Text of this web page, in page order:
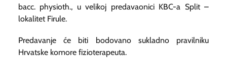
bacc. physioth., u velikoj predavaonici KBC-a Split –
lokalitet Firule.
Predavanje će biti bodovano sukladno pravilniku
Hrvatske komore fizioterapeuta.